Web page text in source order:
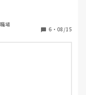
保育現場で使える
ものでも構いませ
場
6 ・ 08/15